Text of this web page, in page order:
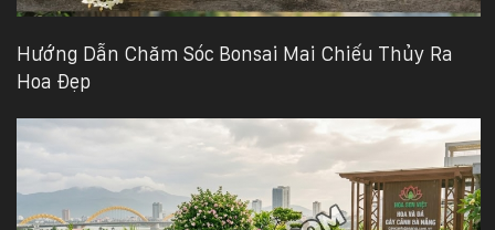
Hướng Dẫn Chăm Sóc Bonsai Mai Chiếu Thủy Ra
Hoa Đẹp